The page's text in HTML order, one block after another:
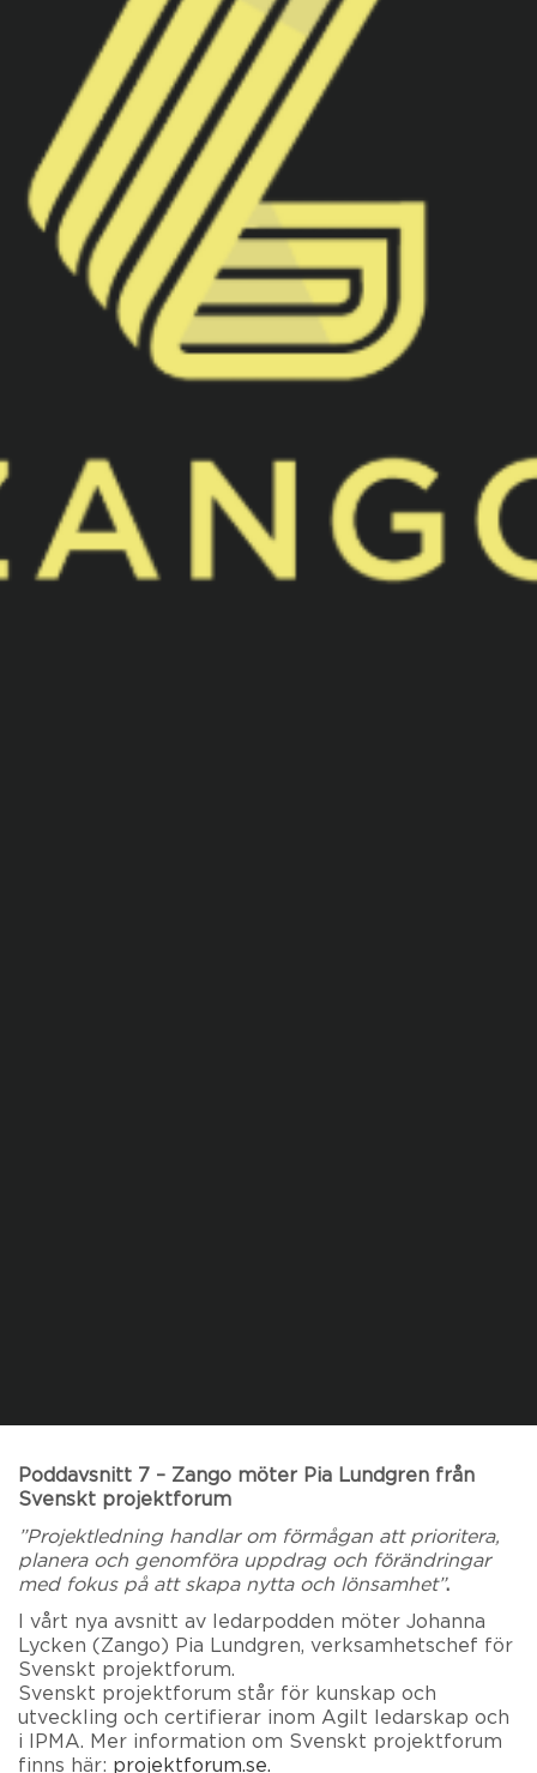
Poddavsnitt 7 – Zango möter Pia Lundgren från
Svenskt projektforum
”Projektledning handlar om förmågan att prioritera,
planera och genomföra uppdrag och förändringar
med fokus på att skapa nytta och lönsamhet”.
I vårt nya avsnitt av ledarpodden möter Johanna
Lycken (Zango) Pia Lundgren, verksamhetschef för
Svenskt projektforum.
Svenskt projektforum står för kunskap och
utveckling och certifierar inom Agilt ledarskap och
i IPMA. Mer information om Svenskt projektforum
finns här: projektforum.se.